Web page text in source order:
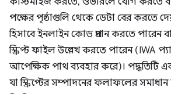
পক্ষের পৃষ্ঠাগুলি থেকে ডেটা বের করতে
হিসাবে ইনলাইন কোড প্রদান করতে পারেন
স্ক্রিপ্ট ফাইল উল্লেখ করতে পারেন (IWA
আপেক্ষিক পাথ ব্যবহার করে)। পদ্ধতিটি
যা স্ক্রিপ্টের সম্পাদনের ফলাফলের